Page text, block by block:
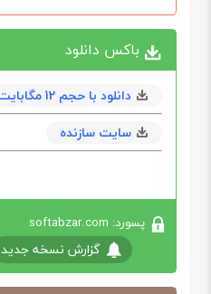
باکس دانلود
دانلود با حجم 12 مگابايت به همراه Loader
سایت سازنده
پسورد: softabzar.com
گزارش نسخه جدید